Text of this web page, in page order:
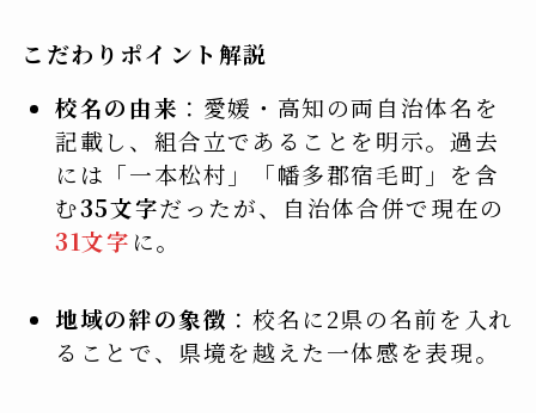
こだわりポイント解説
校名の由来 ：愛媛・高知の両自治体名を
記載し、組合立であることを明示。過去
には「一本松村」「幡多郡宿毛町」を含
む35文字だったが、自治体合併で現在の
31文字 に。
地域の絆の象徴 ：校名に2県の名前を入れ
ることで、県境を越えた一体感を表現。